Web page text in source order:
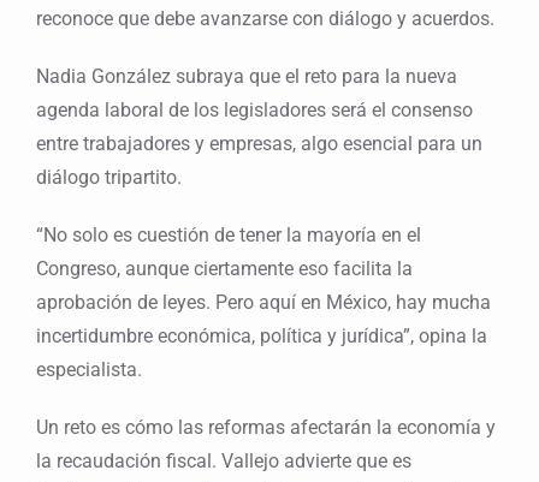
reconoce que debe avanzarse con diálogo y acuerdos.
Nadia González subraya que el reto para la nueva
agenda laboral de los legisladores será el consenso
entre trabajadores y empresas, algo esencial para un
diálogo tripartito.
“No solo es cuestión de tener la mayoría en el
Congreso, aunque ciertamente eso facilita la
aprobación de leyes. Pero aquí en México, hay mucha
incertidumbre económica, política y jurídica”, opina la
especialista.
Un reto es cómo las reformas afectarán la economía y
la recaudación fiscal. Vallejo advierte que es